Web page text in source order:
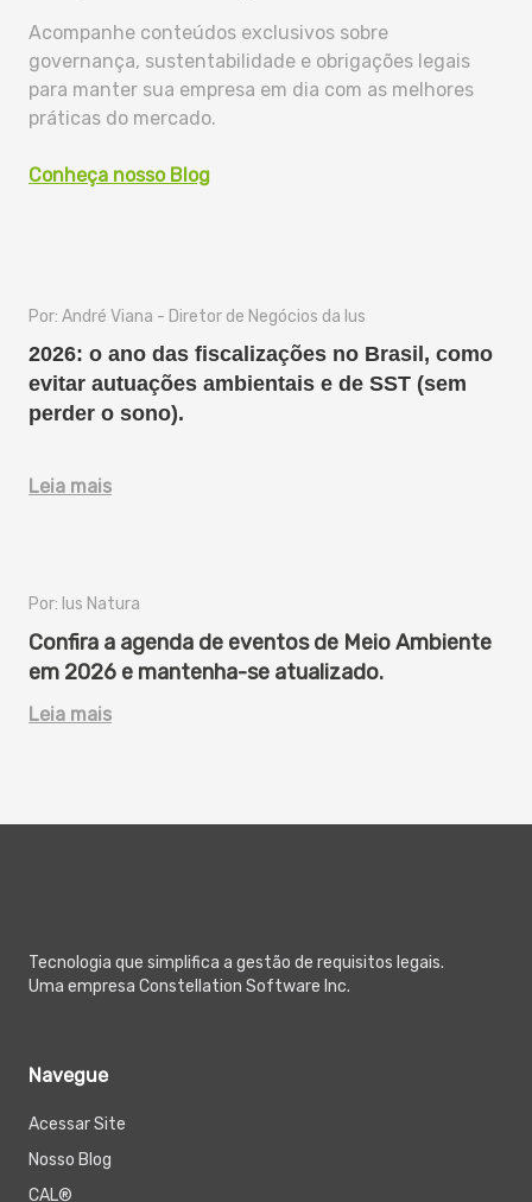
Acompanhe conteúdos exclusivos sobre
governança, sustentabilidade e obrigações legais
para manter sua empresa em dia com as melhores
práticas do mercado.
Conheça nosso Blog
Por: André Viana - Diretor de Negócios da Ius
2026: o ano das fiscalizações no Brasil, como
evitar autuações ambientais e de SST (sem
perder o sono).
Leia mais
Por: Ius Natura
Confira a agenda de eventos de Meio Ambiente
em 2026 e mantenha-se atualizado.
Leia mais
Tecnologia que simplifica a gestão de requisitos legais.
Uma empresa Constellation Software Inc.
Navegue
Acessar Site
Nosso Blog
CAL®